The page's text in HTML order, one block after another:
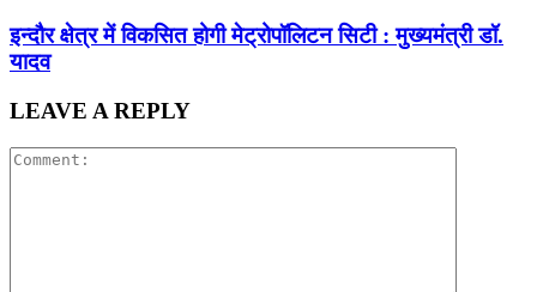
इन्दौर क्षेत्र में विकसित होगी मेट्रोपॉलिटन सिटी : मुख्यमंत्री डॉ.
यादव
LEAVE A REPLY